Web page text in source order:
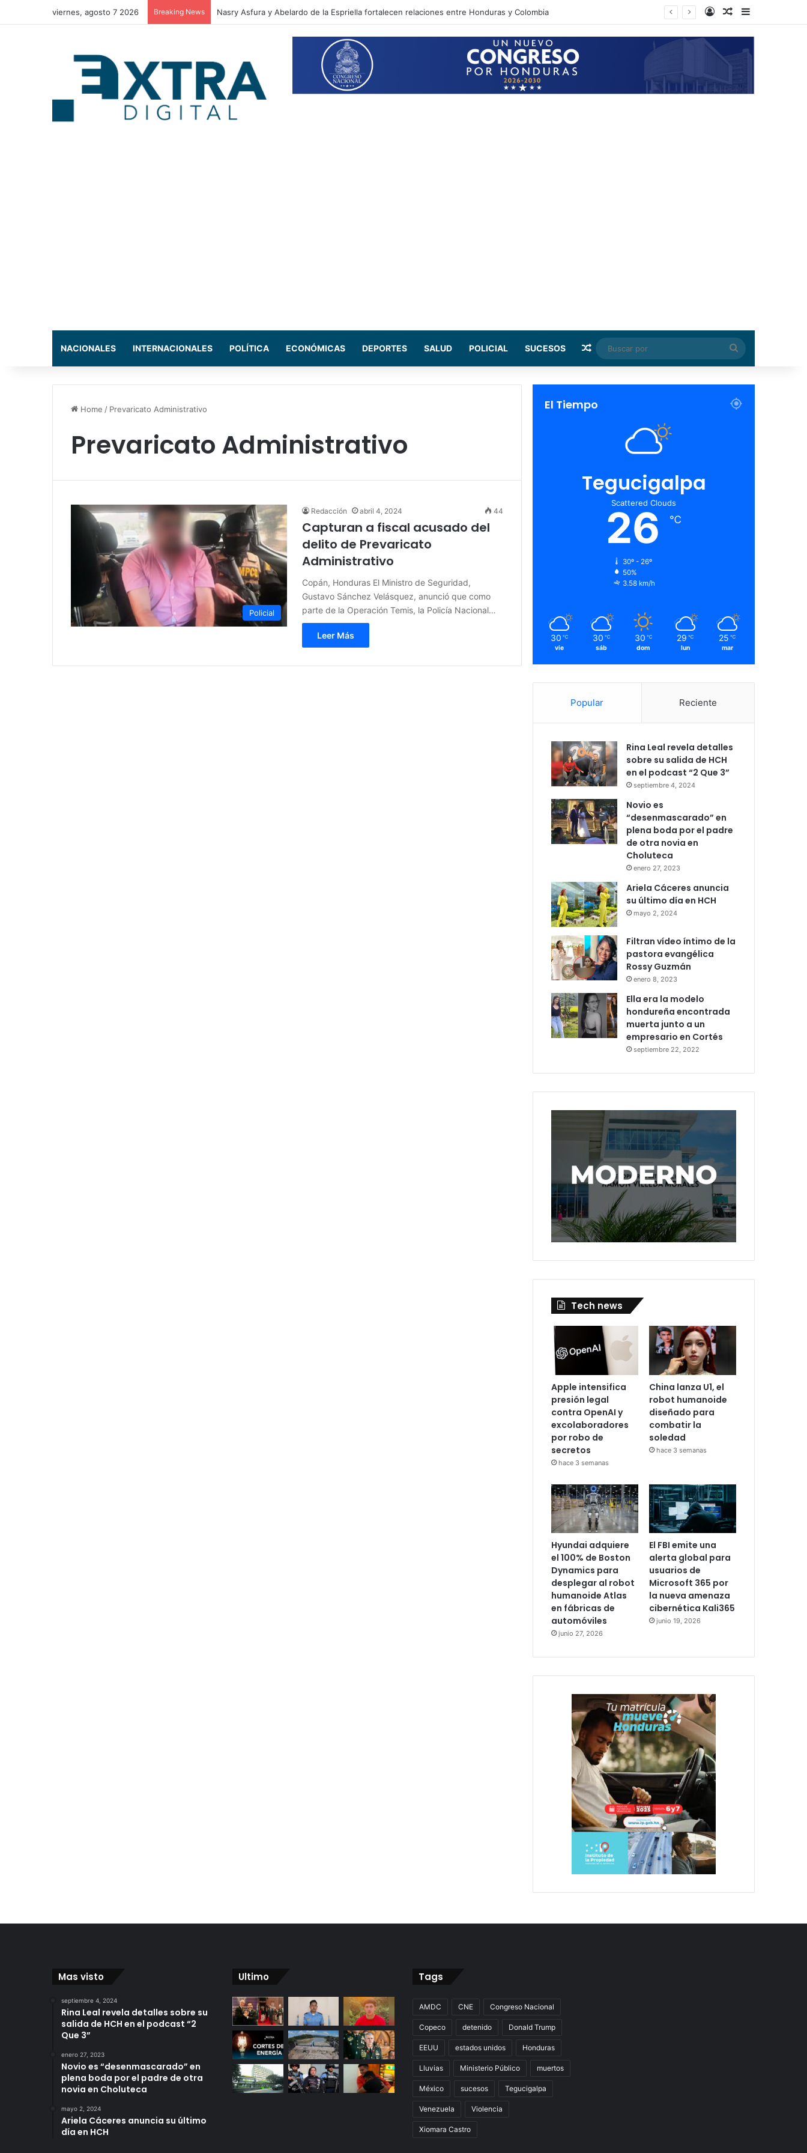
viernes, agosto 7 2026 Breaking News Policía muere tras atender denuncia por violencia doméstica en San Pedro Sula Log InRandom Article
NACIONALES INTERNACIONALES POLÍTICA ECONÓMICAS DEPORTES SALUD POLICIAL SUCESOS Random Article
Buscar
por
Home / Prevaricato Administrativo
Prevaricato Administrativo
Policial
Redacción abril 4, 2024 44
Capturan a fiscal acusado del
delito de Prevaricato
Administrativo
Copán, Honduras El Ministro de Seguridad,
Gustavo Sánchez Velásquez, anunció que como
parte de la Operación Temis, la Policía Nacional…
Leer Más
El Tiempo
Tegucigalpa
Scattered Clouds
26 ℃
30º - 26º
50%
3.58 km/h
30 ℃
vie
30 ℃
sáb
30 ℃
dom
29 ℃
lun
25 ℃
mar
Popular Reciente
Rina Leal revela detalles
sobre su salida de HCH
en el podcast “2 Que 3”
septiembre 4, 2024
Novio es
“desenmascarado” en
plena boda por el padre
de otra novia en
Choluteca
enero 27, 2023
Ariela Cáceres anuncia
su último día en HCH
mayo 2, 2024
Filtran vídeo íntimo de la
pastora evangélica
Rossy Guzmán
enero 8, 2023
Ella era la modelo
hondureña encontrada
muerta junto a un
empresario en Cortés
septiembre 22, 2022
Tech news
Apple intensifica
presión legal
contra OpenAI y
excolaboradores
por robo de
secretos
hace 3 semanas
China lanza U1, el
robot humanoide
diseñado para
combatir la
soledad
hace 3 semanas
Hyundai adquiere
el 100% de Boston
Dynamics para
desplegar al robot
humanoide Atlas
en fábricas de
automóviles
junio 27, 2026
El FBI emite una
alerta global para
usuarios de
Microsoft 365 por
la nueva amenaza
cibernética Kali365
junio 19, 2026
Mas visto
septiembre 4, 2024
Rina Leal revela detalles sobre su
salida de HCH en el podcast “2
Que 3”
enero 27, 2023
Novio es “desenmascarado” en
plena boda por el padre de otra
novia en Choluteca
mayo 2, 2024
Ariela Cáceres anuncia su último
día en HCH
Ultimo Tags
AMDC CNE Congreso Nacional
Copeco detenido Donald Trump
EEUU estados unidos Honduras
Lluvias Ministerio Público muertos
México sucesos Tegucigalpa
Venezuela Violencia
Xiomara Castro